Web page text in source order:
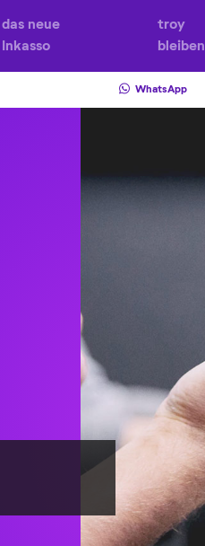
das neue
Inkasso
troy
bleiben
WhatsApp